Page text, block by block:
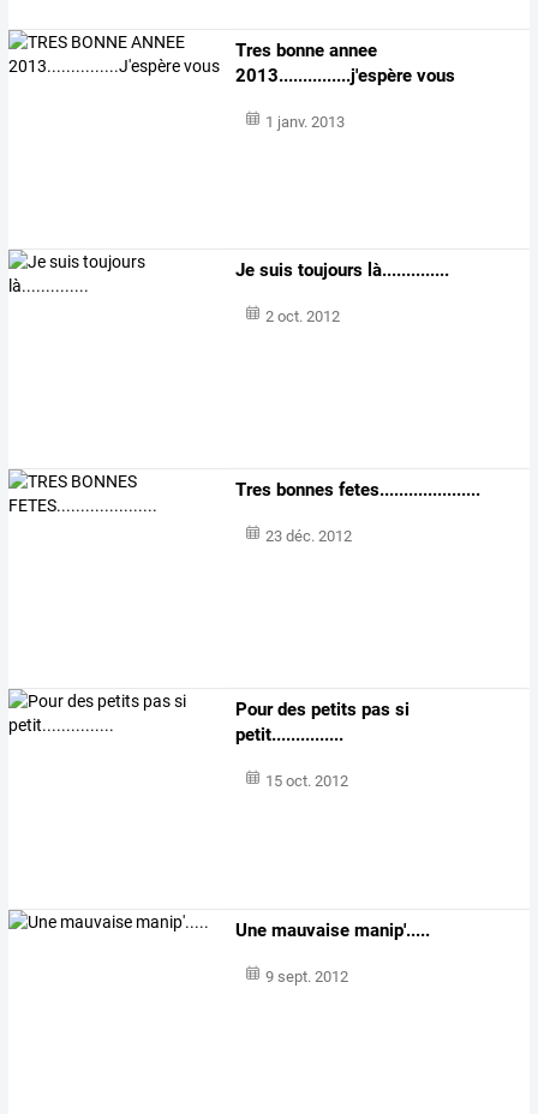
Tres bonne annee
2013...............j'espère vous
1 janv. 2013
Je suis toujours là..............
2 oct. 2012
Tres bonnes fetes.....................
23 déc. 2012
Pour des petits pas si
petit...............
15 oct. 2012
Une mauvaise manip'.....
9 sept. 2012